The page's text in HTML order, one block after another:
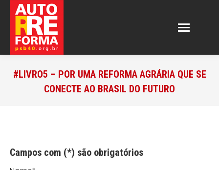
#LIVRO5 – POR UMA REFORMA AGRÁRIA QUE SE
CONECTE AO BRASIL DO FUTURO
Campos com (*) são obrigatórios